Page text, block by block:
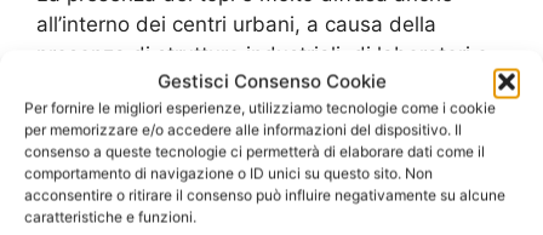
Gestisci Consenso Cookie
Per fornire le migliori esperienze, utilizziamo tecnologie come i cookie
per memorizzare e/o accedere alle informazioni del dispositivo. Il
consenso a queste tecnologie ci permetterà di elaborare dati come il
comportamento di navigazione o ID unici su questo sito. Non
acconsentire o ritirare il consenso può influire negativamente su alcune
caratteristiche e funzioni.
all’interno dei centri urbani, a causa della
presenza di strutture industriali, di laboratori e
magazzini in cui si lavorano sostanze e prodotti
alimentari, ma anche di aree degradate, fossati,
canali e discariche.
Per laDerattizzazione Costi Pantanoe